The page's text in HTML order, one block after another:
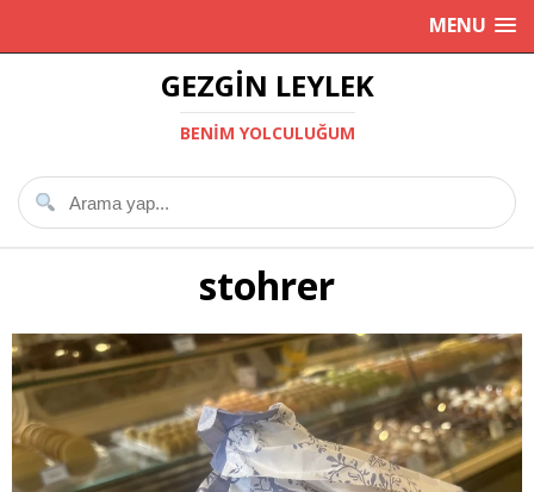
MENU
GEZGIN LEYLEK
BENIM YOLCULUĞUM
stohrer